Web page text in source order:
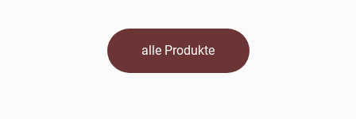
alle Produkte